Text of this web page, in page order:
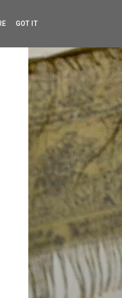
GOT IT